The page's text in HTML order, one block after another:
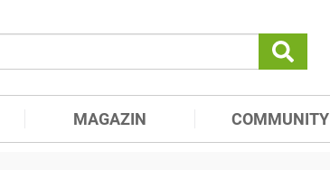
MAGAZIN COMMUNITY